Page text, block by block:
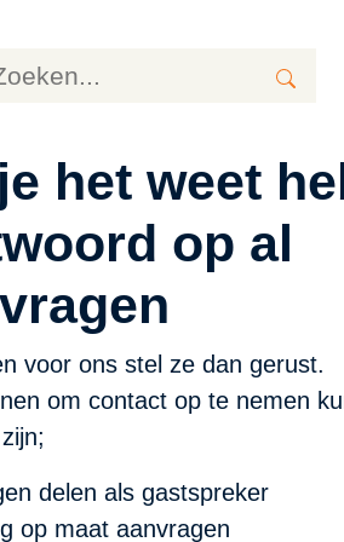
het weet
op al
voor ons stel ze dan gerust.
om contact op te nemen
delen als gastspreker
op maat aanvragen